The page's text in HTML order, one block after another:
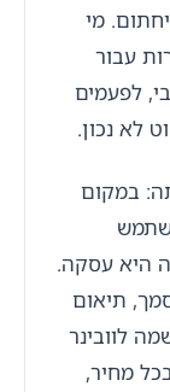
מי
עבור
לפעמים
לא נכון.
במקום
היא עסקה.
תיאום
לוובינר
מחיר,